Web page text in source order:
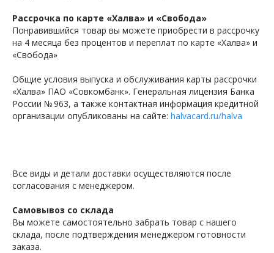
Рассрочка по карте «Халва» и «Свобода»
Понравившийся товар вы можете приобрести в рассрочку
на 4 месяца без процентов и переплат по карте «Халва» и
«Свобода»
Общие условия выпуска и обслуживания карты рассрочки
«Халва» ПАО «Совкомбанк». Генеральная лицензия Банка
России № 963, а также контактная информация кредитной
организации опубликованы на сайте: halvacard.ru/halva
Все виды и детали доставки осуществляются после
согласования с менеджером.
Самовывоз со склада
Вы можете самостоятельно забрать товар с нашего
склада, после подтверждения менеджером готовности
заказа.